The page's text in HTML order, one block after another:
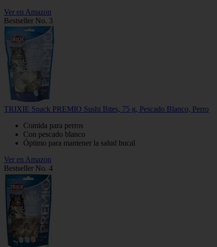
Ver en Amazon
Bestseller No. 3
TRIXIE Snack PREMIO Sushi Bites, 75 g, Pescado Blanco, Perro
Comida para perros
Con pescado blanco
Óptimo para mantener la salud bucal
Ver en Amazon
Bestseller No. 4